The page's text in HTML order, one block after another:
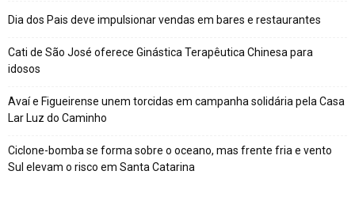
Dia dos Pais deve impulsionar vendas em bares e restaurantes
Cati de São José oferece Ginástica Terapêutica Chinesa para
idosos
Avaí e Figueirense unem torcidas em campanha solidária pela Casa
Lar Luz do Caminho
Ciclone-bomba se forma sobre o oceano, mas frente fria e vento
Sul elevam o risco em Santa Catarina